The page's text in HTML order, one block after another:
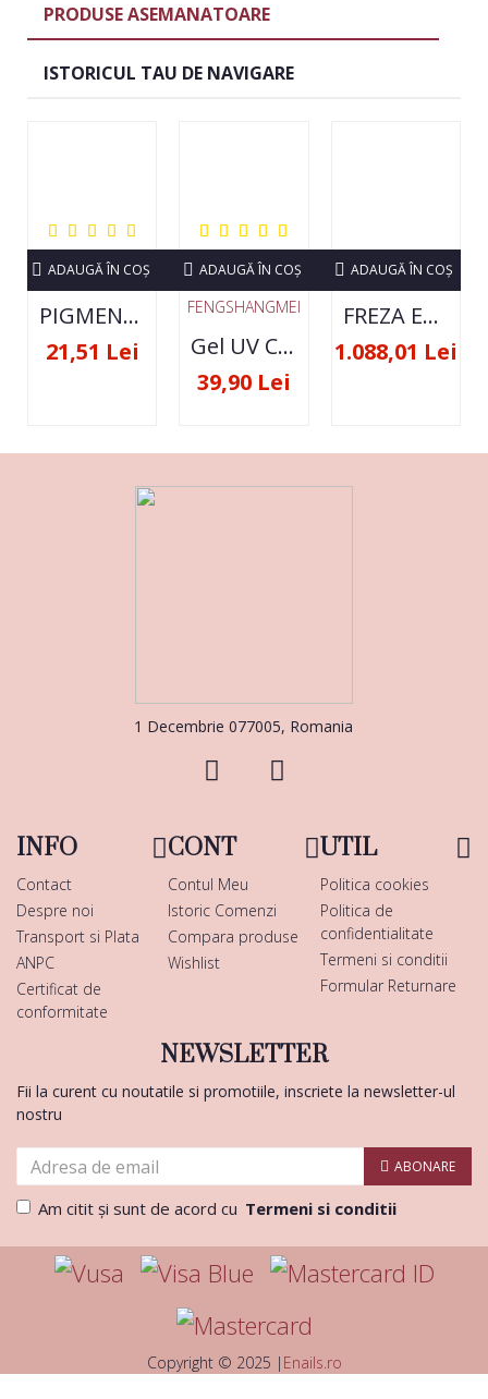
PRODUSE ASEMANATOARE
ISTORICUL TAU DE NAVIGARE
PIGMENT NEON SET 12 CULORI
21,51 Lei
ADAUGĂ ÎN COŞ
FENGSHANGMEI
Gel UV Constructie FSM 50ML - 07
39,90 Lei
ADAUGĂ ÎN COŞ
FREZA ELECTRICA STRONG 210 35000 RPM- ORIGINALA
1.088,01 Lei
ADAUGĂ ÎN COŞ
1 Decembrie 077005, Romania
INFO
Contact
Despre noi
Transport si Plata
ANPC
Certificat de
conformitate
CONT
Contul Meu
Istoric Comenzi
Compara produse
Wishlist
UTIL
Politica cookies
Politica de
confidentialitate
Termeni si conditii
Formular Returnare
NEWSLETTER
Fii la curent cu noutatile si promotiile, inscriete la newsletter-ul
nostru
ABONARE
Am citit şi sunt de acord cu Termeni si conditii
Copyright © 2025 | Enails.ro